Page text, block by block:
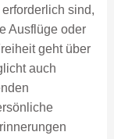
sind,
Ausflüge oder
geht über
auch